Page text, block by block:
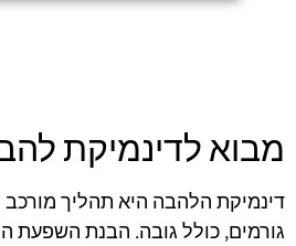
מבוא לדינמיקת
דינמיקת הלהבה היא תהליך
גורמים, כולל גובה. הבנת השפעת